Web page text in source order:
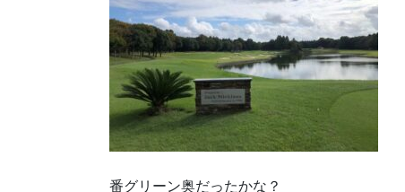
番グリーン奥だったかな？